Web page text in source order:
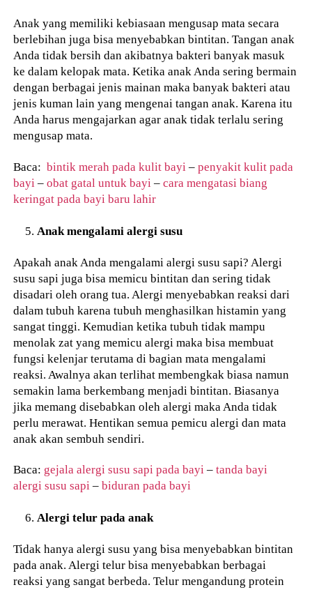
Anak yang memiliki kebiasaan mengusap mata secara
berlebihan juga bisa menyebabkan bintitan. Tangan anak
Anda tidak bersih dan akibatnya bakteri banyak masuk
ke dalam kelopak mata. Ketika anak Anda sering bermain
dengan berbagai jenis mainan maka banyak bakteri atau
jenis kuman lain yang mengenai tangan anak. Karena itu
Anda harus mengajarkan agar anak tidak terlalu sering
mengusap mata.
Baca:bintik merah pada kulit bayi –penyakit kulit pada
bayi –obat gatal untuk bayi –cara mengatasi biang
keringat pada bayi baru lahir
Anak mengalami alergi susu
Apakah anak Anda mengalami alergi susu sapi? Alergi
susu sapi juga bisa memicu bintitan dan sering tidak
disadari oleh orang tua. Alergi menyebabkan reaksi dari
dalam tubuh karena tubuh menghasilkan histamin yang
sangat tinggi. Kemudian ketika tubuh tidak mampu
menolak zat yang memicu alergi maka bisa membuat
fungsi kelenjar terutama di bagian mata mengalami
reaksi. Awalnya akan terlihat membengkak biasa namun
semakin lama berkembang menjadi bintitan. Biasanya
jika memang disebabkan oleh alergi maka Anda tidak
perlu merawat. Hentikan semua pemicu alergi dan mata
anak akan sembuh sendiri.
Baca: gejala alergi susu sapi pada bayi –tanda bayi
alergi susu sapi –biduran pada bayi
Alergi telur pada anak
Tidak hanya alergi susu yang bisa menyebabkan bintitan
pada anak. Alergi telur bisa menyebabkan berbagai
reaksi yang sangat berbeda. Telur mengandung protein